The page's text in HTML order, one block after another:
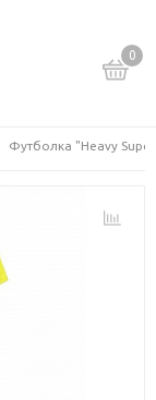
0
Футболка "Heavy